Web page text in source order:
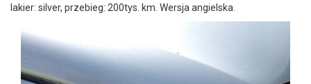
lakier: silver, przebieg: 200tys. km. Wersja angielska.